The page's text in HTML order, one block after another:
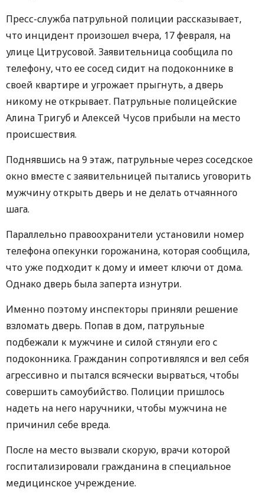
Пресс-служба патрульной полиции рассказывает,
что инцидент произошел вчера, 17 февраля, на
улице Цитрусовой. Заявительница сообщила по
телефону, что ее сосед сидит на подоконнике в
своей квартире и угрожает прыгнуть, а дверь
никому не открывает. Патрульные полицейские
Алина Тригуб и Алексей Чусов прибыли на место
происшествия.
Поднявшись на 9 этаж, патрульные через соседское
окно вместе с заявительницей пытались уговорить
мужчину открыть дверь и не делать отчаянного
шага.
Параллельно правоохранители установили номер
телефона опекунки горожанина, которая сообщила,
что уже подходит к дому и имеет ключи от дома.
Однако дверь была заперта изнутри.
Именно поэтому инспекторы приняли решение
взломать дверь. Попав в дом, патрульные
подбежали к мужчине и силой стянули его с
подоконника. Гражданин сопротивлялся и вел себя
агрессивно и пытался всячески вырваться, чтобы
совершить самоубийство. Полиции пришлось
надеть на него наручники, чтобы мужчина не
причинил себе вреда.
После на место вызвали скорую, врачи которой
госпитализировали гражданина в специальное
медицинское учреждение.